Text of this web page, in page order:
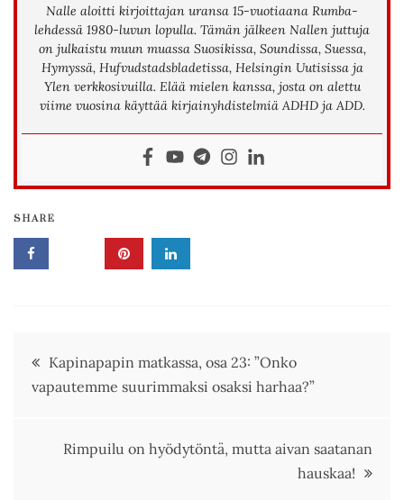
Nalle aloitti kirjoittajan uransa 15-vuotiaana Rumba-
lehdessä 1980-luvun lopulla. Tämän jälkeen Nallen juttuja
on julkaistu muun muassa Suosikissa, Soundissa, Suessa,
Hymyssä, Hufvudstadsbladetissa, Helsingin Uutisissa ja
Ylen verkkosivuilla. Elää mielen kanssa, josta on alettu
viime vuosina käyttää kirjainyhdistelmiä ADHD ja ADD.
SHARE
Artikkelien
selaus
Kapinapapin matkassa, osa 23: ”Onko
vapautemme suurimmaksi osaksi harhaa?”
Rimpuilu on hyödytöntä, mutta aivan saatanan
hauskaa!